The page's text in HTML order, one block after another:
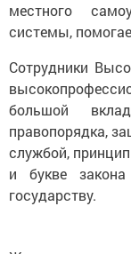
местного
системы,
Сотрудники
большой
правопорядка,
службой,
и букве
государству.